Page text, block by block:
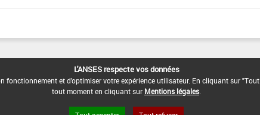
L'ANSES respecte vos données
et d'optimiser votre expérience utilisateur. En cliquant sur
tout moment en cliquant sur Mentions légales